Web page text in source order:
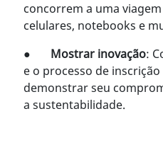
concorrem a uma
celulares, notebooks e
● Mostrar inovação:
e o processo de
demonstrar seu
a sustentabilidade.